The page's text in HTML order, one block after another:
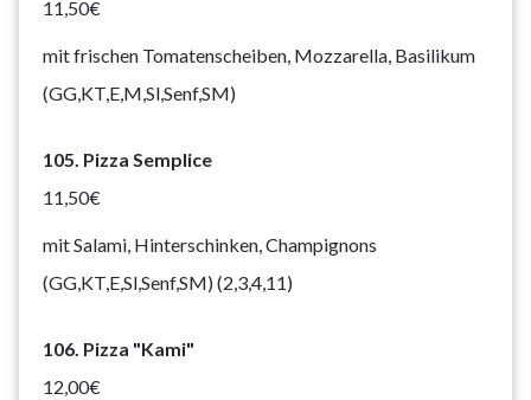
11,50€
mit frischen Tomatenscheiben, Mozzarella, Basilikum
(GG,KT,E,M,Sl,Senf,SM)
105. Pizza Semplice
11,50€
mit Salami, Hinterschinken, Champignons
(GG,KT,E,Sl,Senf,SM) (2,3,4,11)
106. Pizza "Kami"
12,00€